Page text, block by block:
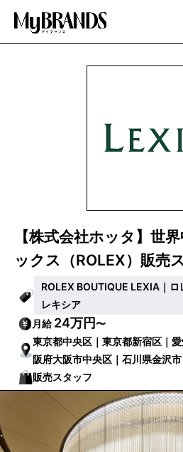
【株式会社ホッタ】世
ックス（ROLEX）販売
ROLEX BOUTIQUE LEXIA｜ロ
レキシア
月給24万円〜
東京都中央区｜東京都新宿区｜
阪府大阪市中央区｜石川県金沢
県高松市｜北海道札幌市中央区
販売スタッフ